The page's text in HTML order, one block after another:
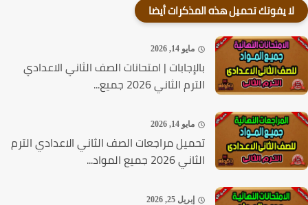
لا يفوتك تحميل هذه المذكرات أيضا
مايو 14, 2026
بالإجابات | امتحانات الصف الثاني الاعدادي
الترم الثاني 2026 جميع...
مايو 14, 2026
تحميل مراجعات الصف الثاني الاعدادي الترم
الثاني 2026 جميع المواد...
إبريل 25, 2026